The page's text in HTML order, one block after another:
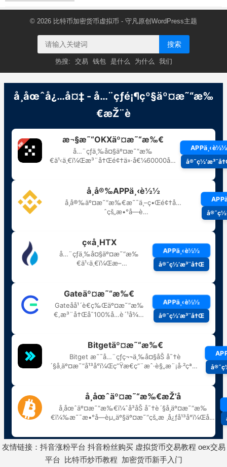
© 2026 比特币加密货币虚拟币 - 守凡原创 WordPress主题
搜索
热搜: 交易 钱包 是什么 为什么 我们
友情链接： 抖音涨粉平台 抖音粉丝购买 虚拟货币交易教程 oex交易
平台
比特币炒币教程 加密货币新手入门